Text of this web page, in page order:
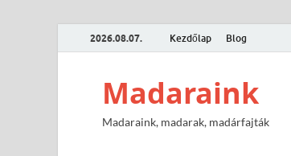
2026.08.07. Kezdőlap Blog
Madaraink
Madaraink, madarak, madárfajták